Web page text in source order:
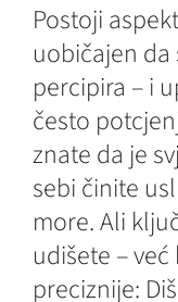
Postoji
uobičajen da
percipira – i
često
znate da je
sebi činite
more. Ali
udišete –
preciznije: